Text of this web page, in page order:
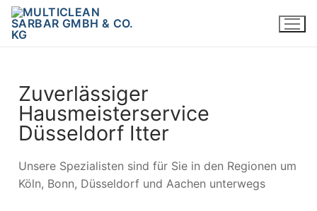
Zuverlässiger
Hausmeisterservice
Düsseldorf Itter
Unsere Spezialisten sind für Sie in den Regionen um
Köln, Bonn, Düsseldorf und Aachen unterwegs